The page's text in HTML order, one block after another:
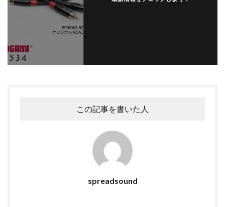
この記事を書いた人
spreadsound